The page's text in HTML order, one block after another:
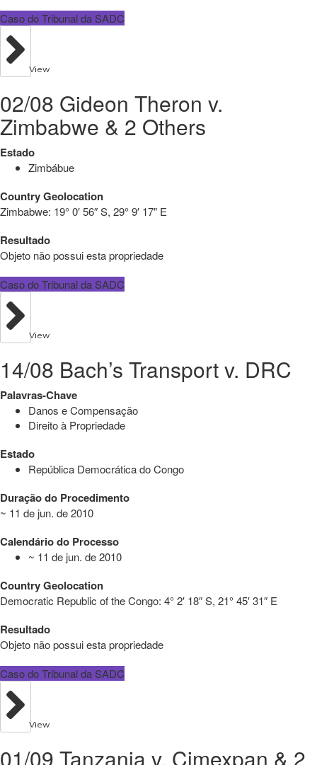
Caso do Tribunal da SADC
View
02/08 Gideon Theron v.
Zimbabwe & 2 Others
Estado
Zimbábue
Country Geolocation
Zimbabwe: 19° 0′ 56″ S, 29° 9′ 17″ E
Resultado
Objeto não possui esta propriedade
Caso do Tribunal da SADC
View
14/08 Bach’s Transport v. DRC
Palavras-Chave
Danos e Compensação
Direito à Propriedade
Estado
República Democrática do Congo
Duração do Procedimento
~ 11 de jun. de 2010
Calendário do Processo
~ 11 de jun. de 2010
Country Geolocation
Democratic Republic of the Congo: 4° 2′ 18″ S, 21° 45′ 31″ E
Resultado
Objeto não possui esta propriedade
Caso do Tribunal da SADC
View
01/09 Tanzania v. Cimexpan & 2